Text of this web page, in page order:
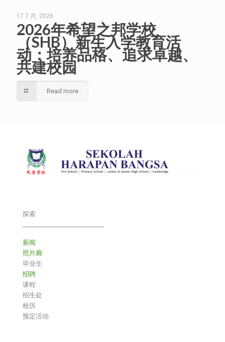
17 7 月, 2026
2026年希望之邦学校
（SHB）新生入学教育活
动：培养品格、追求卓越、
共建校园
Read more
探索
新闻
照片廊
毕业生
招聘
课程
招生处
校历
预定活动